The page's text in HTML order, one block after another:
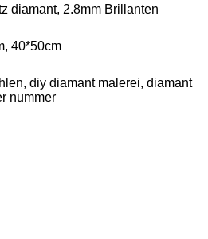
diamant, 2.8mm Brillanten
40*50cm
diy diamant malerei, diamant
nummer